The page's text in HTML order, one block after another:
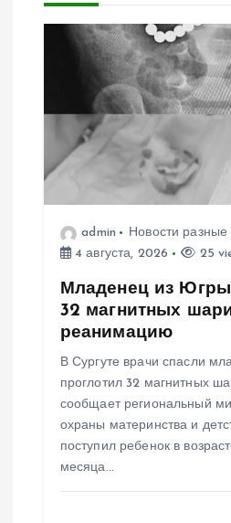
о
admin
Новости разные
4 августа, 2026
25
Младенец из Югры
32 магнитных
реанимацию
В Сургуте врачи спасли
проглотил 32 магнитных
сообщает региональный
охраны материнства и
поступил ребенок в
месяца…